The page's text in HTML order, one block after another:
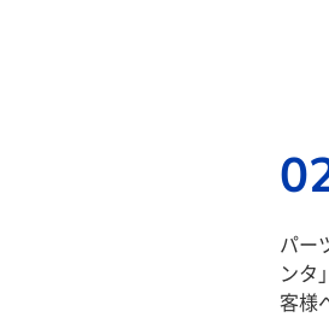
パー
ンタ
客様